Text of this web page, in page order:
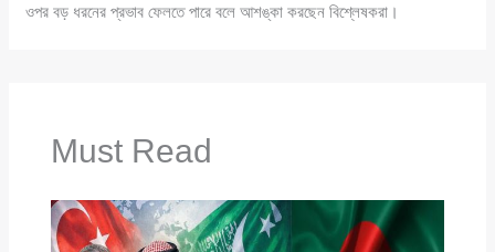
ওপর বড় ধরনের প্রভাব ফেলতে পারে বলে আশঙ্কা করছেন বিশ্লেষকরা।
Must Read